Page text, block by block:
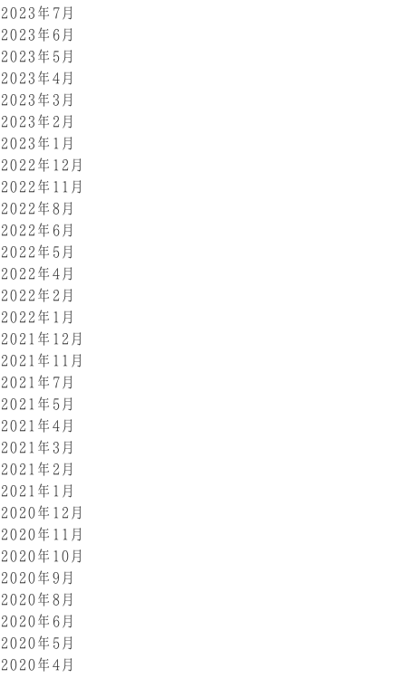
2023年7月
2023年6月
2023年5月
2023年4月
2023年3月
2023年2月
2023年1月
2022年12月
2022年11月
2022年8月
2022年6月
2022年5月
2022年4月
2022年2月
2022年1月
2021年12月
2021年11月
2021年7月
2021年5月
2021年4月
2021年3月
2021年2月
2021年1月
2020年12月
2020年11月
2020年10月
2020年9月
2020年8月
2020年6月
2020年5月
2020年4月